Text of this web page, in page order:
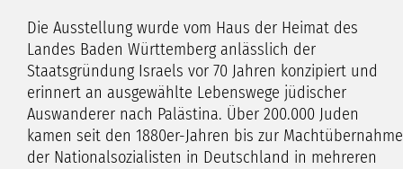
Die Ausstellung wurde vom Haus der Heimat des
Landes Baden Württemberg anlässlich der
Staatsgründung Israels vor 70 Jahren konzipiert und
erinnert an ausgewählte Lebenswege jüdischer
Auswanderer nach Palästina. Über 200.000 Juden
kamen seit den 1880er-Jahren bis zur Machtübernahme
der Nationalsozialisten in Deutschland in mehreren